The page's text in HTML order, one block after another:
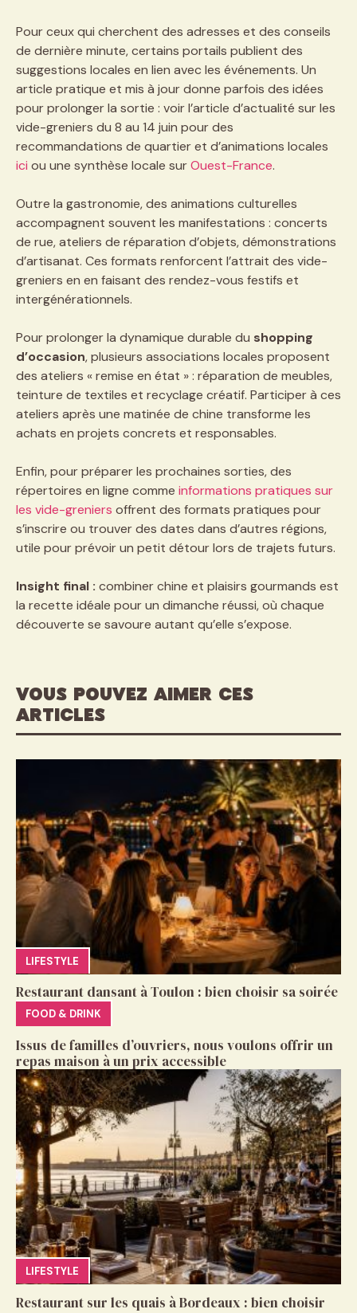
Pour ceux qui cherchent des adresses et des conseils
de dernière minute, certains portails publient des
suggestions locales en lien avec les événements. Un
article pratique et mis à jour donne parfois des idées
pour prolonger la sortie : voir l’article d’actualité sur les
vide-greniers du 8 au 14 juin pour des
recommandations de quartier et d’animations locales
ici ou une synthèse locale surOuest-France.
Outre la gastronomie, des animations culturelles
accompagnent souvent les manifestations : concerts
de rue, ateliers de réparation d’objets, démonstrations
d’artisanat. Ces formats renforcent l’attrait des vide-
greniers en en faisant des rendez-vous festifs et
intergénérationnels.
Pour prolonger la dynamique durable du shopping
d’occasion, plusieurs associations locales proposent
des ateliers « remise en état » : réparation de meubles,
teinture de textiles et recyclage créatif. Participer à ces
ateliers après une matinée de chine transforme les
achats en projets concrets et responsables.
Enfin, pour préparer les prochaines sorties, des
répertoires en ligne comme informations pratiques sur
les vide-greniers offrent des formats pratiques pour
s’inscrire ou trouver des dates dans d’autres régions,
utile pour prévoir un petit détour lors de trajets futurs.
Insight final : combiner chine et plaisirs gourmands est
la recette idéale pour un dimanche réussi, où chaque
découverte se savoure autant qu’elle s’expose.
VOUS POUVEZ AIMER CES
ARTICLES
LIFESTYLE
Restaurant dansant à Toulon : bien choisir sa soirée
FOOD & DRINK
Issus de familles d’ouvriers, nous voulons offrir un
repas maison à un prix accessible
LIFESTYLE
Restaurant sur les quais à Bordeaux : bien choisir